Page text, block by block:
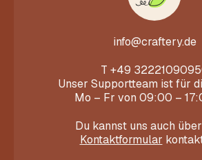
info@craftery.de
T +49
Unser Supportteam ist für
Mo – Fr von 09:00 –
Du kannst uns auch
Kontaktformular